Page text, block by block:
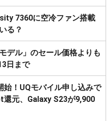
7360に空冷ファン搭載
る？
デル」のセール価格よりも
日まで
！UQモバイル申し込みで
元、Galaxy S23が9,900